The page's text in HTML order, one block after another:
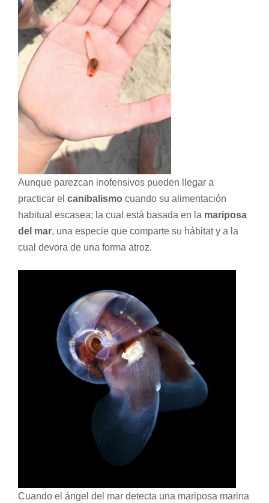
Aunque parezcan inofensivos pueden llegar a
practicar el canibalismo cuando su alimentación
habitual escasea; la cual está basada en la mariposa
del mar, una especie que comparte su hábitat y a la
cual devora de una forma atroz.
Cuando el ángel del mar detecta una mariposa marina